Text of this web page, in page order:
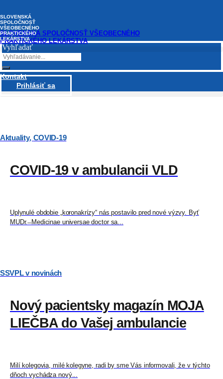
obsah
SLOVENSKÁ SPOLOČNOSŤ VŠEOBECNÉHO
PRAKTICKÉHO LEKÁRSTVA
Vyhľadať
Kontakt
Prihlásiť sa
SLOVENSKÁ
SPOLOČNOSŤ
VŠEOBECNÉHO
PRAKTICKÉHO
LEKÁRSTVA
LEKÁRI
Aktuality, COVID-19
COVID-19 v ambulancii VLD
Uplynulé obdobie „koronakrízy“ nás postavilo pred nové výzvy. Byť
MUDr. ̶ Medicinae universae doctor sa...
SSVPL v novinách
Nový pacientsky magazín MOJA
LIEČBA do Vašej ambulancie
Milí kolegovia, milé kolegyne, radi by sme Vás informovali, že v týchto
dňoch vychádza nový...